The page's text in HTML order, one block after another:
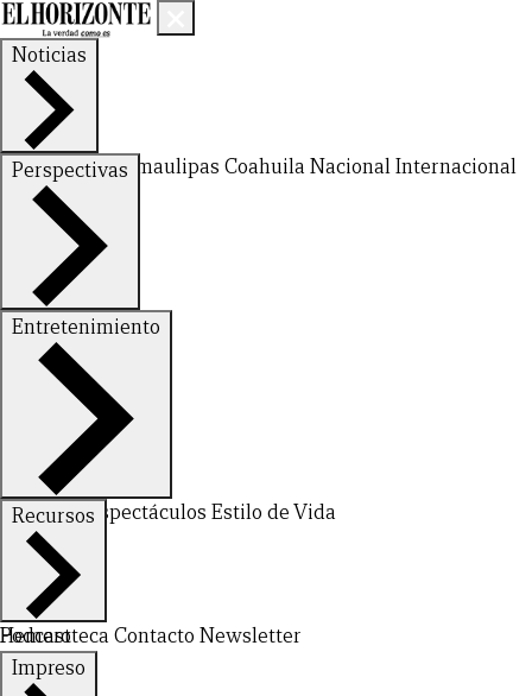
Noticias
Nuevo LeónTamaulipas Coahuila NacionalInternacional
Perspectivas
FinanzasOpinión
Entretenimiento
DeportesEspectáculos Estilo de Vida
Recursos
Hemeroteca Contacto Newsletter
Podcast
Impreso